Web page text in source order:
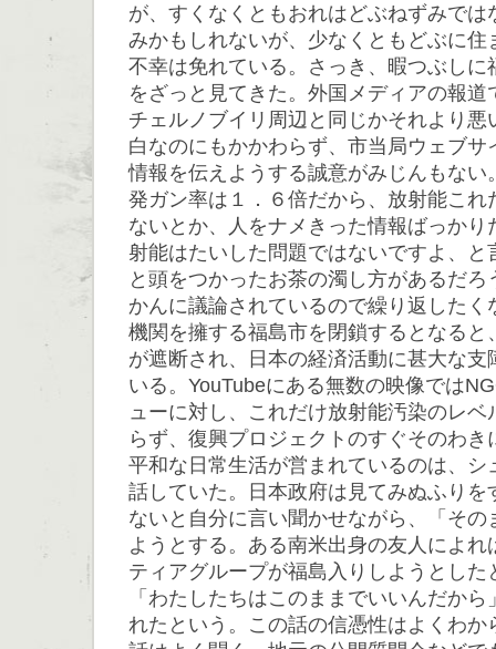
が、すくなくともおれはどぶねずみでは
みかもしれないが、少なくともどぶに住
不幸は免れている。さっき、暇つぶしに
をざっと見てきた。外国メディアの報
チェルノブイリ周辺と同じかそれより悪
白なのにもかかわらず、市当局ウェブサ
情報を伝えようする誠意がみじんもない
発ガン率は１．６倍だから、放射能これ
ないとか、人をナメきった情報ばっかり
射能はたいした問題ではないですよ、と
と頭をつかったお茶の濁し方があるだ
かんに議論されているので繰り返したく
機関を擁する福島市を閉鎖するとなると
が遮断され、日本の経済活動に甚大な支
いる。YouTubeにある無数の映像では
ューに対し、これだけ放射能汚染のレ
らず、復興プロジェクトのすぐそのわ
平和な日常生活が営まれているのは、シ
話していた。日本政府は見てみぬふりを
ないと自分に言い聞かせながら、「その
ようとする。ある南米出身の友人によ
ティアグループが福島入りしようとした
「わたしたちはこのままでいいんだか
れたという。この話の信憑性はよくわか